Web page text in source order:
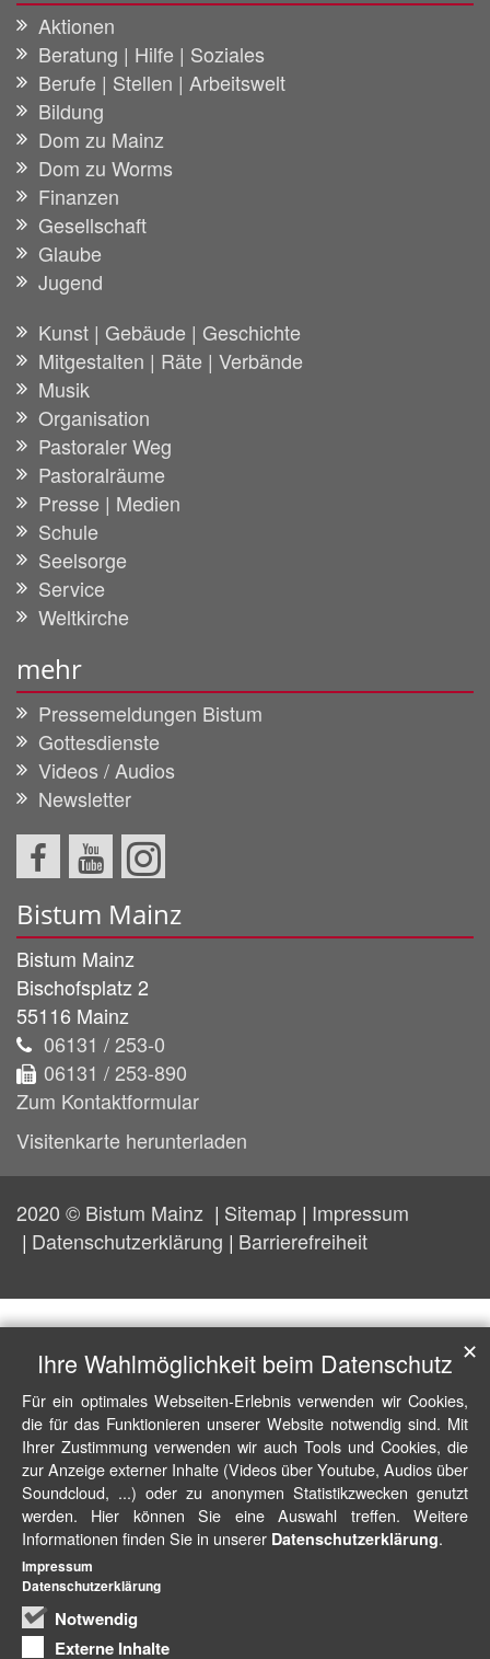
Aktionen
Beratung | Hilfe | Soziales
Berufe | Stellen | Arbeitswelt
Bildung
Dom zu Mainz
Dom zu Worms
Finanzen
Gesellschaft
Glaube
Jugend
Kunst | Gebäude | Geschichte
Mitgestalten | Räte | Verbände
Musik
Organisation
Pastoraler Weg
Pastoralräume
Presse | Medien
Schule
Seelsorge
Service
Weltkirche
mehr
Pressemeldungen Bistum
Gottesdienste
Videos / Audios
Newsletter
Bistum Mainz
Bistum Mainz
Bischofsplatz 2
55116 Mainz
06131 / 253-0
06131 / 253-890
Zum Kontaktformular
Visitenkarte herunterladen
2020 © Bistum Mainz Sitemap Impressum
Datenschutzerklärung
Barrierefreiheit
Ihre Wahlmöglichkeit beim Datenschutz
Für ein optimales Webseiten-Erlebnis verwenden wir Cookies,
die für das Funktionieren unserer Website notwendig sind. Mit
Ihrer Zustimmung verwenden wir auch Tools und Cookies, die
zur Anzeige externer Inhalte (Videos über Youtube, Audios über
Soundcloud, ...) oder zu anonymen Statistikzwecken genutzt
werden. Hier können Sie eine Auswahl treffen. Weitere
Informationen finden Sie in unserer Datenschutzerklärung.
Notwendig
Externe Inhalte
✕
Impressum
Datenschutzerklärung